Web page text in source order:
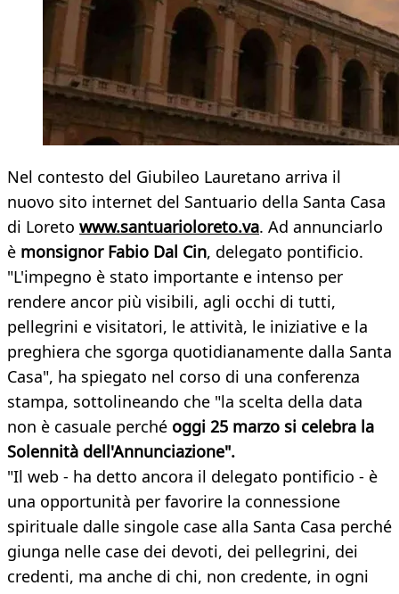
Nel contesto del Giubileo Lauretano arriva il
nuovo sito internet del Santuario della Santa Casa
di Loreto www.santuarioloreto.va. Ad annunciarlo
è monsignor Fabio Dal Cin, delegato pontificio.
"L'impegno è stato importante e intenso per
rendere ancor più visibili, agli occhi di tutti,
pellegrini e visitatori, le attività, le iniziative e la
preghiera che sgorga quotidianamente dalla Santa
Casa", ha spiegato nel corso di una conferenza
stampa, sottolineando che "la scelta della data
non è casuale perché oggi 25 marzo si celebra la
Solennità dell'Annunciazione".
"Il web - ha detto ancora il delegato pontificio - è
una opportunità per favorire la connessione
spirituale dalle singole case alla Santa Casa perché
giunga nelle case dei devoti, dei pellegrini, dei
credenti, ma anche di chi, non credente, in ogni